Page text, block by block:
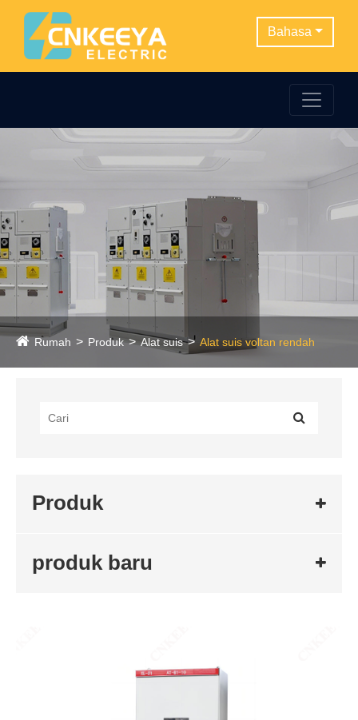
Bahasa
Rumah Produk Alat suis Alat suis voltan rendah
Produk
produk baru